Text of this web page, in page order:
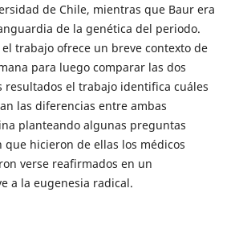
de Chile, mientras que Baur era
de la genética del periodo.
trabajo ofrece un breve contexto de
para luego comparar las dos
resultados el trabajo identifica cuáles
las diferencias entre ambas
planteando algunas preguntas
hicieron de ellas los médicos
verse reafirmados en un
a la eugenesia radical.